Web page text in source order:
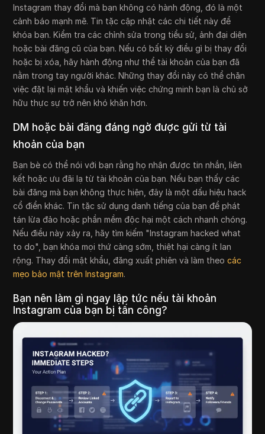
Instagram thay đổi mà bạn không có hành động, đó là một
cảnh báo mạnh mẽ. Tin tặc cập nhật các chi tiết này để
khóa bạn. Kiểm tra các chỉnh sửa trong tiểu sử, ảnh đại diện
hoặc bài đăng cũ của bạn. Nếu có bất kỳ điều gì bị thay đổi
hoặc bị xóa, hãy hành động như thể tài khoản của bạn đã
nằm trong tay người khác. Những thay đổi này có thể chặn
việc đặt lại mật khẩu và khiến việc chứng minh bạn là chủ sở
hữu thực sự trở nên khó khăn hơn.
DM hoặc bài đăng đáng ngờ được gửi từ tài
khoản của bạn
Bạn bè có thể nói với bạn rằng họ nhận được tin nhắn, liên
kết hoặc ưu đãi lạ từ tài khoản của bạn. Nếu bạn thấy các
bài đăng mà bạn không thực hiện, đây là một dấu hiệu hack
cổ điển khác. Tin tặc sử dụng danh tiếng của bạn để phát
tán lừa đảo hoặc phần mềm độc hại một cách nhanh chóng.
Nếu điều này xảy ra, hãy tìm kiếm "Instagram hacked what
to do", bạn khóa mọi thứ càng sớm, thiệt hại càng ít lan
rộng. Thay đổi mật khẩu, đăng xuất phiên và làm theocác
mẹo bảo mật trên Instagram.
Bạn nên làm gì ngay lập tức nếu tài khoản
Instagram của bạn bị tấn công?